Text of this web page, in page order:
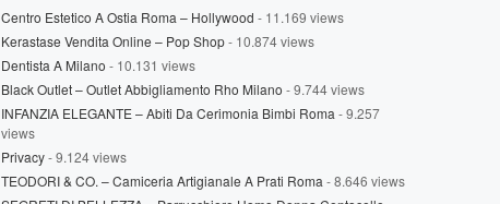
Centro Estetico A Ostia Roma – Hollywood - 11.169 views
Kerastase Vendita Online – Pop Shop- 10.874 views
Dentista A Milano - 10.131 views
Black Outlet – Outlet Abbigliamento Rho Milano - 9.744 views
INFANZIA ELEGANTE – Abiti Da Cerimonia Bimbi Roma - 9.257
views
Privacy- 9.124 views
TEODORI & CO. – Camiceria Artigianale A Prati Roma - 8.646 views